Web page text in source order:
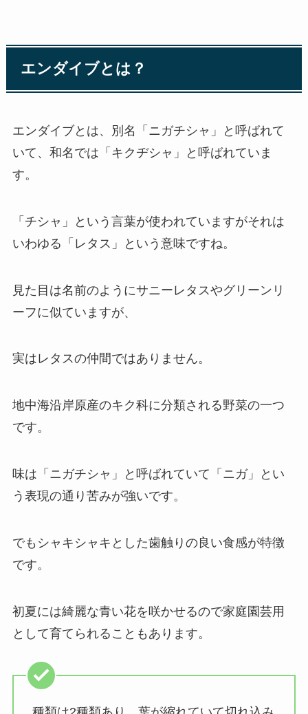
エンダイブとは？
エンダイブとは、別名「ニガチシャ」と呼ばれて
いて、和名では「キクヂシャ」と呼ばれていま
す。
「チシャ」という言葉が使われていますがそれは
いわゆる「 レタス 」という意味ですね。
見た目は名前のようにサニーレタスやグリーンリ
ーフに似ていますが、
実はレタスの仲間ではありません。
地中海沿岸原産のキク科に分類される野菜の一つ
です。
味は「ニガチシャ」と呼ばれていて「ニガ」とい
う表現の通り苦みが強いです。
でも シャキシャキ とした歯触りの良い食感が特徴
です。
初夏には綺麗な青い花を咲かせるので家庭園芸用
として育てられることもあります。